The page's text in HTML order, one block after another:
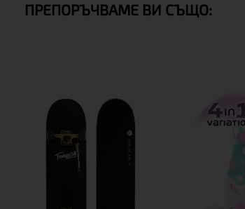
ПРЕПОРЪЧВАМЕ ВИ СЪЩО: